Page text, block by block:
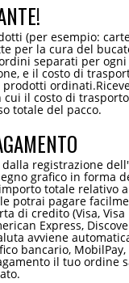
(per esempio:
per la cura del
separati per
e il costo di
il costo di
totale del pacco.
registrazione
grafico in forma
totale relativo
potrai pagare
di credito (Visa, Visa
Express,
avviene
bancario, MobilPay,
il tuo ordine